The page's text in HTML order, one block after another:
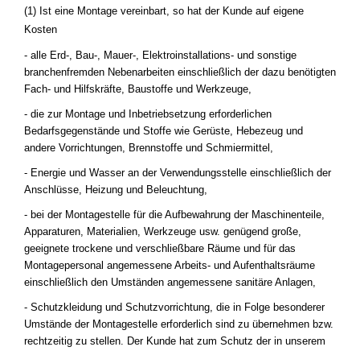
(1) Ist eine Montage vereinbart, so hat der Kunde auf eigene
Kosten
- alle Erd-, Bau-, Mauer-, Elektroinstallations- und sonstige
branchenfremden Nebenarbeiten einschließlich der dazu benötigten
Fach- und Hilfskräfte, Baustoffe und Werkzeuge,
- die zur Montage und Inbetriebsetzung erforderlichen
Bedarfsgegenstände und Stoffe wie Gerüste, Hebezeug und
andere Vorrichtungen, Brennstoffe und Schmiermittel,
- Energie und Wasser an der Verwendungsstelle einschließlich der
Anschlüsse, Heizung und Beleuchtung,
- bei der Montagestelle für die Aufbewahrung der Maschinenteile,
Apparaturen, Materialien, Werkzeuge usw. genügend große,
geeignete trockene und verschließbare Räume und für das
Montagepersonal angemessene Arbeits- und Aufenthaltsräume
einschließlich den Umständen angemessene sanitäre Anlagen,
- Schutzkleidung und Schutzvorrichtung, die in Folge besonderer
Umstände der Montagestelle erforderlich sind zu übernehmen bzw.
rechtzeitig zu stellen. Der Kunde hat zum Schutz der in unserem